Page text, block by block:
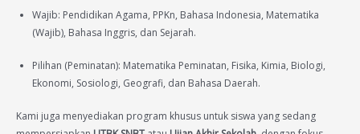
Wajib: Pendidikan Agama, PPKn, Bahasa Indonesia, Matematika
(Wajib), Bahasa Inggris, dan Sejarah.
Pilihan (Peminatan): Matematika Peminatan, Fisika, Kimia, Biologi,
Ekonomi, Sosiologi, Geografi, dan Bahasa Daerah.
Kami juga menyediakan program khusus untuk siswa yang sedang